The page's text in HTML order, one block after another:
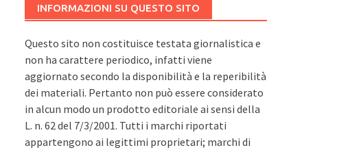
INFORMAZIONI SU QUESTO SITO
Questo sito non costituisce testata giornalistica e
non ha carattere periodico, infatti viene
aggiornato secondo la disponibilità e la reperibilità
dei materiali. Pertanto non può essere considerato
in alcun modo un prodotto editoriale ai sensi della
L. n. 62 del 7/3/2001. Tutti i marchi riportati
appartengono ai legittimi proprietari; marchi di